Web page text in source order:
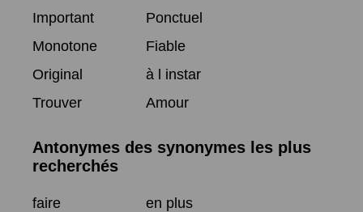
Important
Ponctuel
Monotone
Fiable
Original
à l instar
Trouver
Amour
Antonymes des synonymes les plus
recherchés
faire
en plus